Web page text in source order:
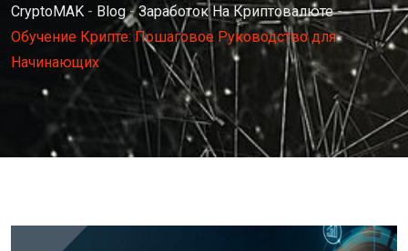
CryptoMAK - Blog-Заработок На Криптовалюте-
Обучение Крипте: Пошаговое Руководство для
Начинающих